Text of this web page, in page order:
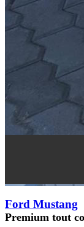
Ford Mustang
Premium tout